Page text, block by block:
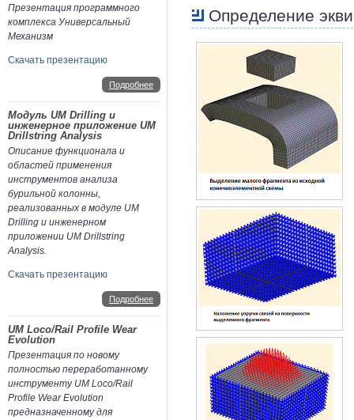
Презентация программного
комплекса Универсальный
Механизм
Скачать презентацию
Подробнее
Модуль UM Drilling и
инженерное приложение UM
Drillstring Analysis
Описание функционала и
областей применения
инструментов анализа
бурильной колонны,
реализованных в модуле UM
Drilling и инженерном
приложении UM Drillstring
Analysis.
Скачать презентацию
Подробнее
UM Loco/Rail Profile Wear
Evolution
Презентация по новому
полностью переработанному
инструменту UM Loco/Rail
Profile Wear Evolution
предназначенному для
Определение